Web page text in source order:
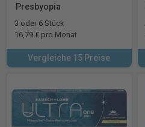
Presbyopia
3 oder 6 Stück
16,79 € pro Monat
Vergleiche 15 Preise